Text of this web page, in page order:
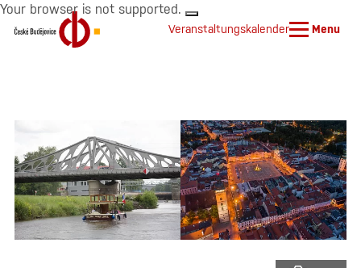
Your browser is not supported.
Veranstaltungskalender Menu